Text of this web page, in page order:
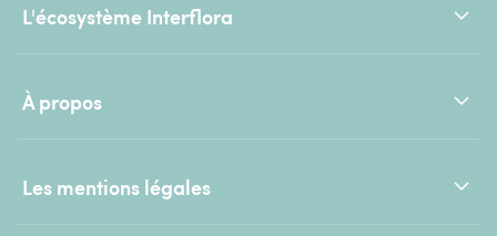
L'écosystème Interflora
À propos
Les mentions légales